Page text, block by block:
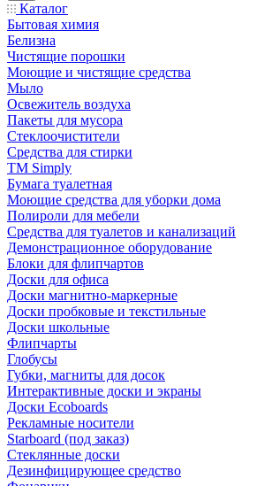
Каталог
Бытовая химия
Белизна
Чистящие порошки
Моющие и чистящие средства
Мыло
Освежитель воздуха
Пакеты для мусора
Стеклоочистители
Средства для стирки
TM Simply
Бумага туалетная
Моющие средства для уборки дома
Полироли для мебели
Средства для туалетов и канализаций
Демонстрационное оборудование
Блоки для флипчартов
Доски для офиса
Доски магнитно-маркерные
Доски пробковые и текстильные
Доски школьные
Флипчарты
Глобусы
Губки, магниты для досок
Интерактивные доски и экраны
Доски Ecoboards
Рекламные носители
Starboard (под заказ)
Стеклянные доски
Дезинфицирующее средство